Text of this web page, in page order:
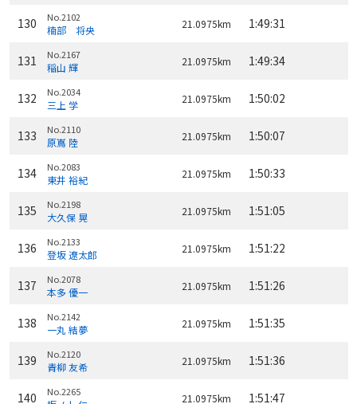
130 No.2102
楠部 将央 21.0975km 1:49:31
131 No.2167
稲山 輝 21.0975km 1:49:34
132 No.2034
三上 学 21.0975km 1:50:02
133 No.2110
原嶌 陸 21.0975km 1:50:07
134 No.2083
東井 裕紀 21.0975km 1:50:33
135 No.2198
大久保 晃 21.0975km 1:51:05
136 No.2133
登坂 遼太郎 21.0975km 1:51:22
137 No.2078
本多 優一 21.0975km 1:51:26
138 No.2142
一丸 結夢 21.0975km 1:51:35
139 No.2120
青柳 友希 21.0975km 1:51:36
140 No.2265 21.0975km 1:51:47